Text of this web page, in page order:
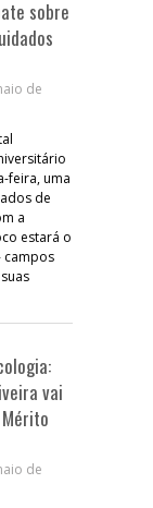
sobre
de
feira, uma
de
a
estará o
campos
vai
de